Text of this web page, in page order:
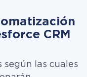
CRM
según las cuales